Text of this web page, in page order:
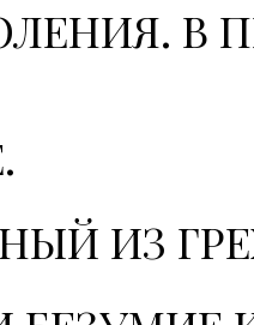
В
ИЗ